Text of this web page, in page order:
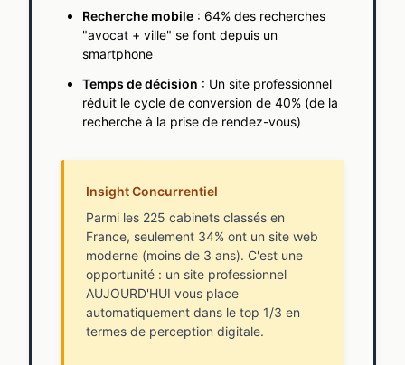
Recherche mobile : 64% des recherches
"avocat + ville" se font depuis un
smartphone
Temps de décision : Un site professionnel
réduit le cycle de conversion de 40% (de la
recherche à la prise de rendez-vous)
Insight Concurrentiel
Parmi les 225 cabinets classés en
France, seulement 34% ont un site web
moderne (moins de 3 ans). C'est une
opportunité : un site professionnel
AUJOURD'HUI vous place
automatiquement dans le top 1/3 en
termes de perception digitale.